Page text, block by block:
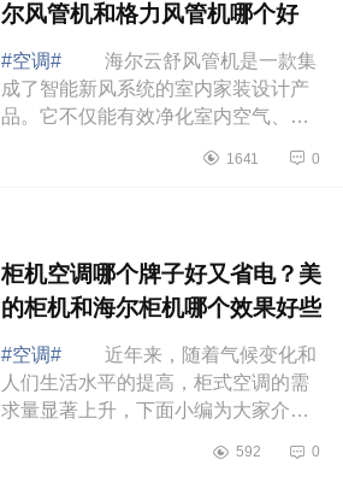
尔风管机和格力风管机哪个好
#空调#
海尔云舒风管机是一款集
成了智能新风系统的室内家装设计产
品。它不仅能有效净化室内空气、通
节，满足您对室内空气质量的高要
1641 0
柜机空调哪个牌子好又省电？美
的柜机和海尔柜机哪个效果好些
#空调#
近年来，随着气候变化和
人们生活水平的提高，柜式空调的需
求量显著上升，下面小编为大家介绍
柜机和海尔柜机哪个效果好些 柜
592 0